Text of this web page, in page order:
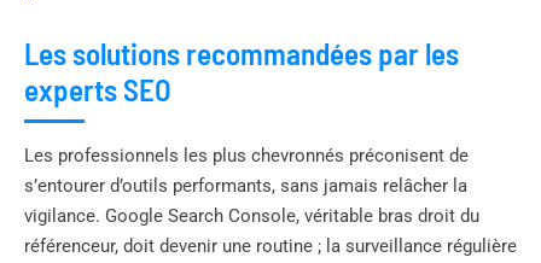
Les solutions recommandées par les
experts SEO
Les professionnels les plus chevronnés préconisent de
s’entourer d’outils performants, sans jamais relâcher la
vigilance. Google Search Console, véritable bras droit du
référenceur, doit devenir une routine ; la surveillance régulière